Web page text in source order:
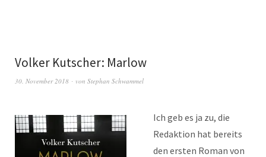
Volker Kutscher: Marlow
30. November 2018 von Stephan Schwammel
Ich geb es ja zu, die
Redaktion hat bereits
den ersten Roman von